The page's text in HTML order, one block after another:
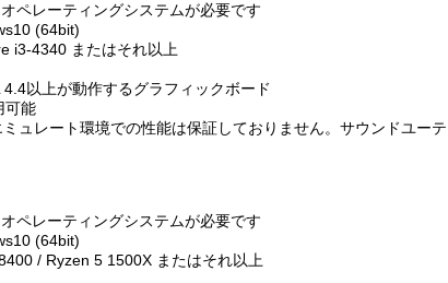
ペレーティングシステムが必要です
(64bit)
i3-4340 またはそれ以上
以上が動作するグラフィックボード
可能
ュレート環境での性能は保証しておりません。サウンドユー
ペレーティングシステムが必要です
(64bit)
/ Ryzen 5 1500X またはそれ以上